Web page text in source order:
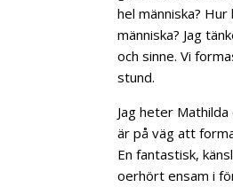
hel människa?
människa? Jag
och sinne. Vi
stund.
Jag heter
är på väg att
En fantastisk,
oerhört ensam i